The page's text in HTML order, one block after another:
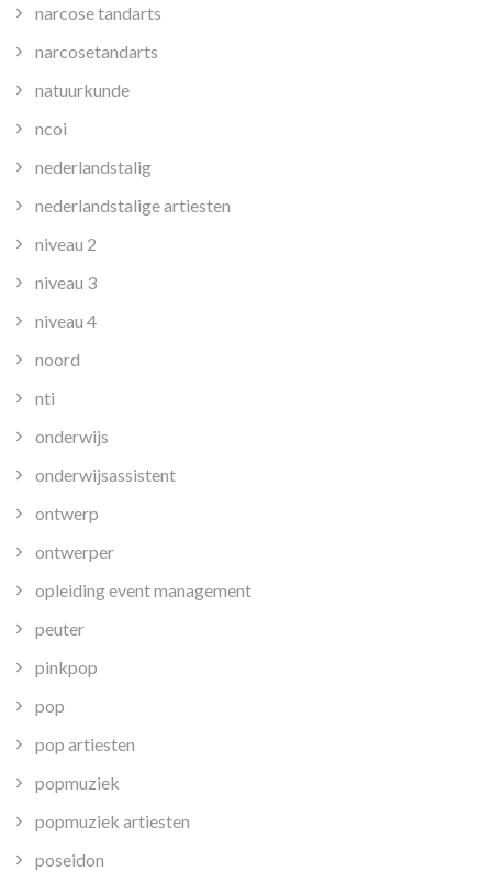
narcose tandarts
narcosetandarts
natuurkunde
ncoi
nederlandstalig
nederlandstalige artiesten
niveau 2
niveau 3
niveau 4
noord
nti
onderwijs
onderwijsassistent
ontwerp
ontwerper
opleiding event management
peuter
pinkpop
pop
pop artiesten
popmuziek
popmuziek artiesten
poseidon